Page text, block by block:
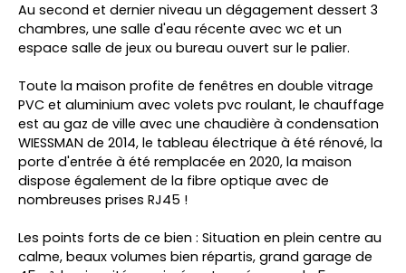
Au second et dernier niveau un dégagement dessert 3
chambres, une salle d'eau récente avec wc et un
espace salle de jeux ou bureau ouvert sur le palier.
Toute la maison profite de fenêtres en double vitrage
PVC et aluminium avec volets pvc roulant, le chauffage
est au gaz de ville avec une chaudière à condensation
WIESSMAN de 2014, le tableau électrique à été rénové, la
porte d'entrée à été remplacée en 2020, la maison
dispose également de la fibre optique avec de
nombreuses prises RJ45 !
Les points forts de ce bien : Situation en plein centre au
calme, beaux volumes bien répartis, grand garage de